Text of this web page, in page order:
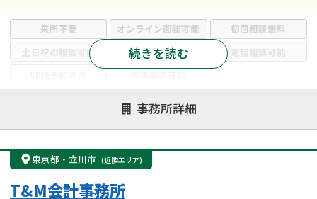
来所不要 オンライン面談可能
初回相談無料
土日祝の相談可能
19時以降電話可能
電話相談可能
遺言書作成・遺言執行
相続放棄
相続登記
遺産分割
遺留分侵害額請求
相続税申告
相続手続き
銀行手続き
成年後見・任意後見
続きを読む
事務所詳細
東京都 ・ 立川市 (近隣エリア)
T&M会計事務所